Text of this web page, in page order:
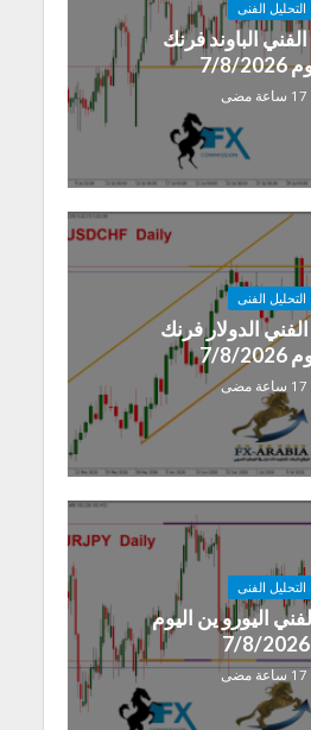
التحليل الفنى
الباوند فرنك
2026
17 ساعة مضى
التحليل الفنى
الدولار فرنك
2026
17 ساعة مضى
التحليل الفنى
اليورو ين اليوم
7/8/2026
17 ساعة مضى